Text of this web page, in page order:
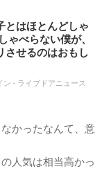
とはほとんどしゃ
ゃべらない僕が、
させるのはおもし
- ライブドアニュース
かったなんて、意
人気は相当高かっ